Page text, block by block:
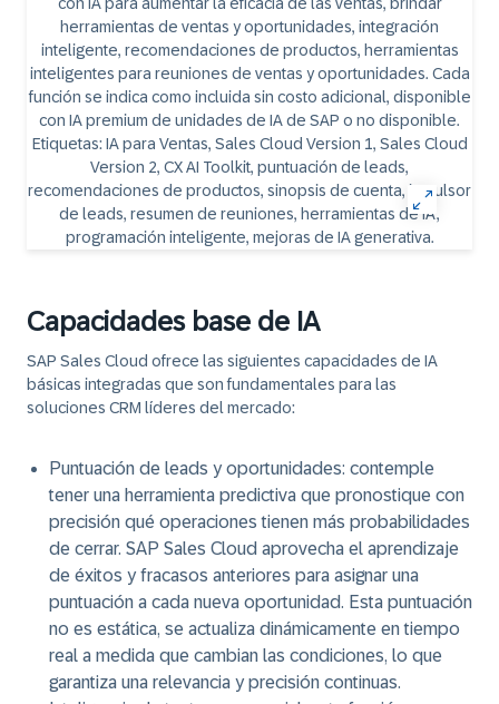
Capacidades base de IA
SAP Sales Cloud ofrece las siguientes capacidades de IA
básicas integradas que son fundamentales para las
soluciones CRM líderes del mercado:
Puntuación de leads y oportunidades: contemple
tener una herramienta predictiva que pronostique con
precisión qué operaciones tienen más probabilidades
de cerrar. SAP Sales Cloud aprovecha el aprendizaje
de éxitos y fracasos anteriores para asignar una
puntuación a cada nueva oportunidad. Esta puntuación
no es estática, se actualiza dinámicamente en tiempo
real a medida que cambian las condiciones, lo que
garantiza una relevancia y precisión continuas.